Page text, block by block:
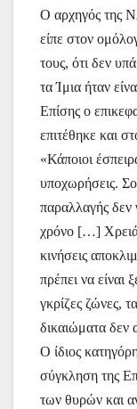
Ο αρχηγός της
είπε στον
τους, ότι δεν
τα Ίμια ήταν
Επίσης ο
επιτέθηκε και
«Κάποιοι
υποχωρήσεις.
παραλλαγής δεν
χρόνο […]
κινήσεις
πρέπει να είναι
γκρίζες ζώνες,
δικαιώματα δεν
Ο ίδιος
σύγκληση της
των θυρών και